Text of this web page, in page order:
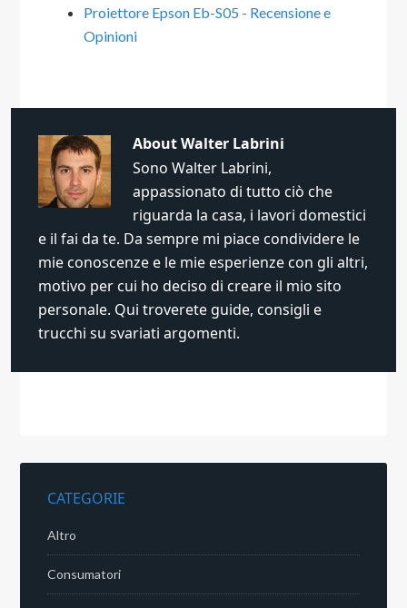
Proiettore Epson Eb-S05 - Recensione e
Opinioni
AboutWalter Labrini
Sono Walter Labrini,
appassionato di tutto ciò che
riguarda la casa, i lavori domestici
e il fai da te. Da sempre mi piace condividere le
mie conoscenze e le mie esperienze con gli altri,
motivo per cui ho deciso di creare il mio sito
personale. Qui troverete guide, consigli e
trucchi su svariati argomenti.
CATEGORIE
Altro
Consumatori